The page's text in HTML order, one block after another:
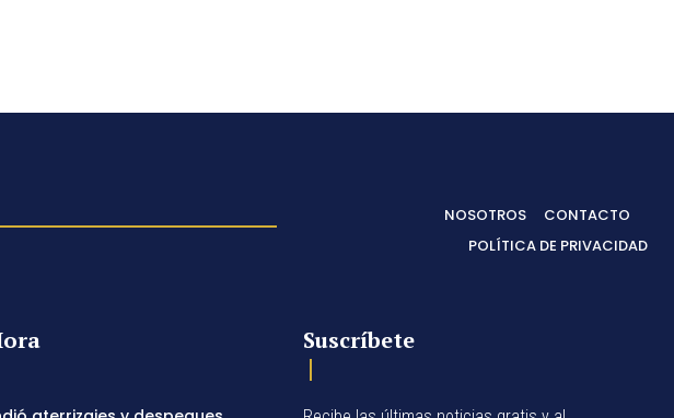
NOSOTROS
CONTACTO
POLÍTICA DE PRIVACIDAD
Suscríbete